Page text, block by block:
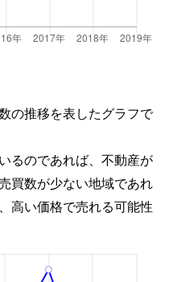
の推移を表したグラフで
るのであれば、不動産が
買数が少ない地域であれ
高い価格で売れる可能性